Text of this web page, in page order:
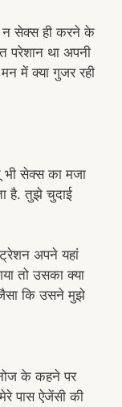
न सेक्स ही करने के
परेशान था अपनी
में क्या गुजर रही
सेक्स का मजा
है. तुझे चुदाई
अपने यहां
तो उसका क्या
कि उसने मुझे
के कहने पर
पास ऐजेंसी की